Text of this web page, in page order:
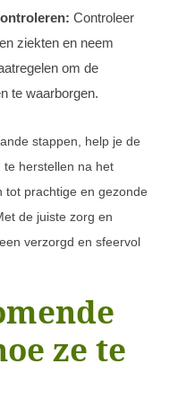
Controleer
ziekten en neem
om de
te waarborgen.
stappen, help je de
herstellen na het
tot prachtige en gezonde
de juiste zorg en
verzorgd en sfeervol
ze te